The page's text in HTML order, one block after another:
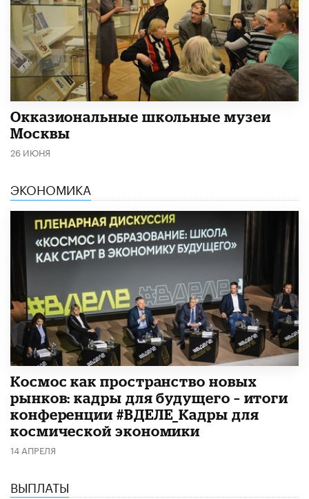
​Окказиональные школьные музеи
Москвы
26 ИЮНЯ
ЭКОНОМИКА
Космос как пространство новых
рынков: кадры для будущего – итоги
конференции #ВДЕЛЕ_Кадры для
космической экономики
14 АПРЕЛЯ
ВЫПЛАТЫ